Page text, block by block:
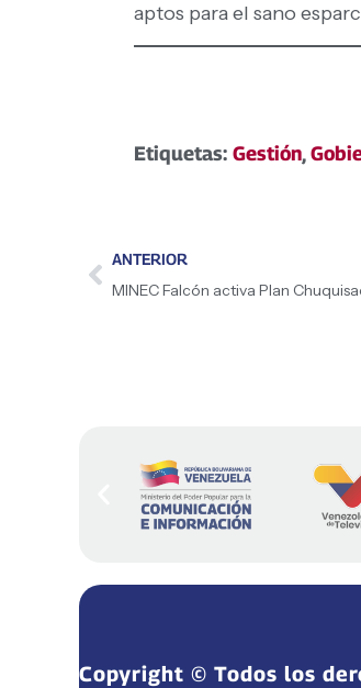
aptos para el sano
Etiquetas: Gestión,
ANTERIOR
Copyright © Todos los